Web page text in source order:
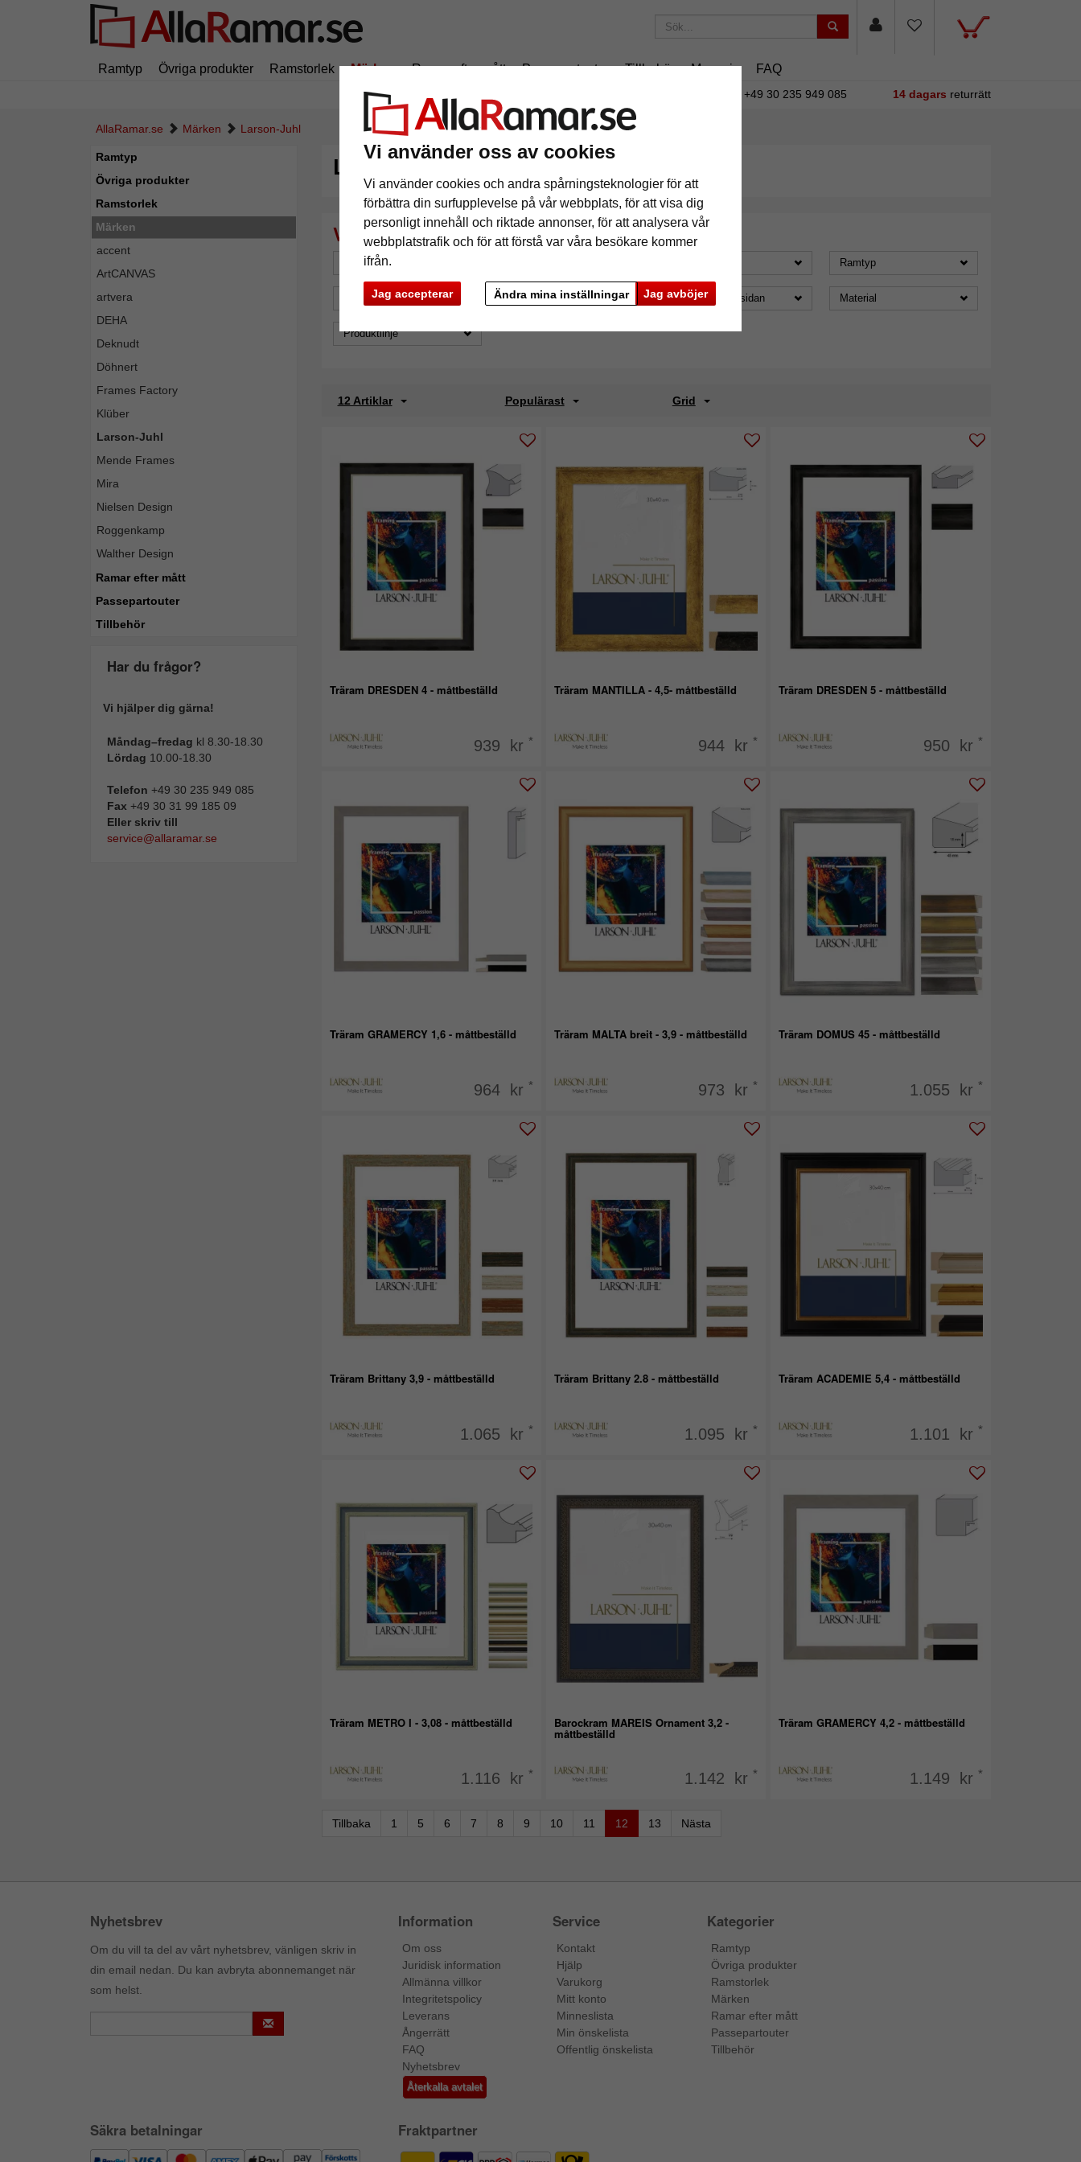
Vi använder oss av cookies
Vi använder cookies och andra spårningsteknologier för att
förbättra din surfupplevelse på vår webbplats, för att visa dig
personligt innehåll och riktade annonser, för att analysera vår
webbplatstrafik och för att förstå var våra besökare kommer
ifrån.
Jag accepterar Jag avböjer
Ändra mina inställningar
Ramtyp Övriga produkter Ramstorlek Märken Ramar efter mått Passepartouter Tillbehör Magasin FAQ
195 kr +49 30 235 949 085 14 dagars returrätt
AllaRamar.se Märken Larson-Juhl
Ramtyp
Övriga produkter
Ramstorlek
Märken
accent
ArtCANVAS
artvera
DEHA
Deknudt
Döhnert
Frames Factory
Klüber
Larson-Juhl
Mende Frames
Mira
Nielsen Design
Roggenkamp
Walther Design
Ramar efter mått
Passepartouter
Tillbehör
Har du frågor?
Vi hjälper dig gärna!
Måndag–fredag kl 8.30-18.30
Lördag 10.00-18.30
Telefon +49 30 235 949 085
Fax +49 30 31 99 185 09
Eller skriv till
service@allaramar.se
Larson-Juhl
Format Ramtyp
Glastyp Måttillverkade stängs på baksidan Material
Produktlinje
12 Artiklar Populärast Grid
Träram DRESDEN 4 - måttbeställd
939 kr *
Träram MANTILLA - 4,5- måttbeställd
944 kr *
Träram DRESDEN 5 - måttbeställd
950 kr *
Träram GRAMERCY 1,6 - måttbeställd
964 kr *
Träram MALTA breit - 3,9 - måttbeställd
973 kr *
Träram DOMUS 45 - måttbeställd
1.055 kr *
Träram Brittany 3,9 - måttbeställd
1.065 kr *
Träram Brittany 2.8 - måttbeställd
1.095 kr *
Träram ACADEMIE 5,4 - måttbeställd
1.101 kr *
Träram METRO I - 3,08 - måttbeställd
1.116 kr *
Barockram MAREIS Ornament 3,2 -
måttbeställd
1.142 kr *
Träram GRAMERCY 4,2 - måttbeställd
1.149 kr *
Tillbaka 1 5 6 7 8 9 10 11 12 13 Nästa
Nyhetsbrev
Om du vill ta del av vårt nyhetsbrev, vänligen skriv in
din email nedan. Du kan avbryta abonnemanget när
som helst.
Information
Om oss
Juridisk information
Allmänna villkor
Integritetspolicy
Leverans
Ångerrätt
FAQ
Nyhetsbrev
Återkalla avtalet
Service
Kontakt
Hjälp
Varukorg
Mitt konto
Minneslista
Min önskelista
Offentlig önskelista
Kategorier
Ramtyp
Övriga produkter
Ramstorlek
Märken
Ramar efter mått
Passepartouter
Tillbehör
Säkra betalningar Fraktpartner